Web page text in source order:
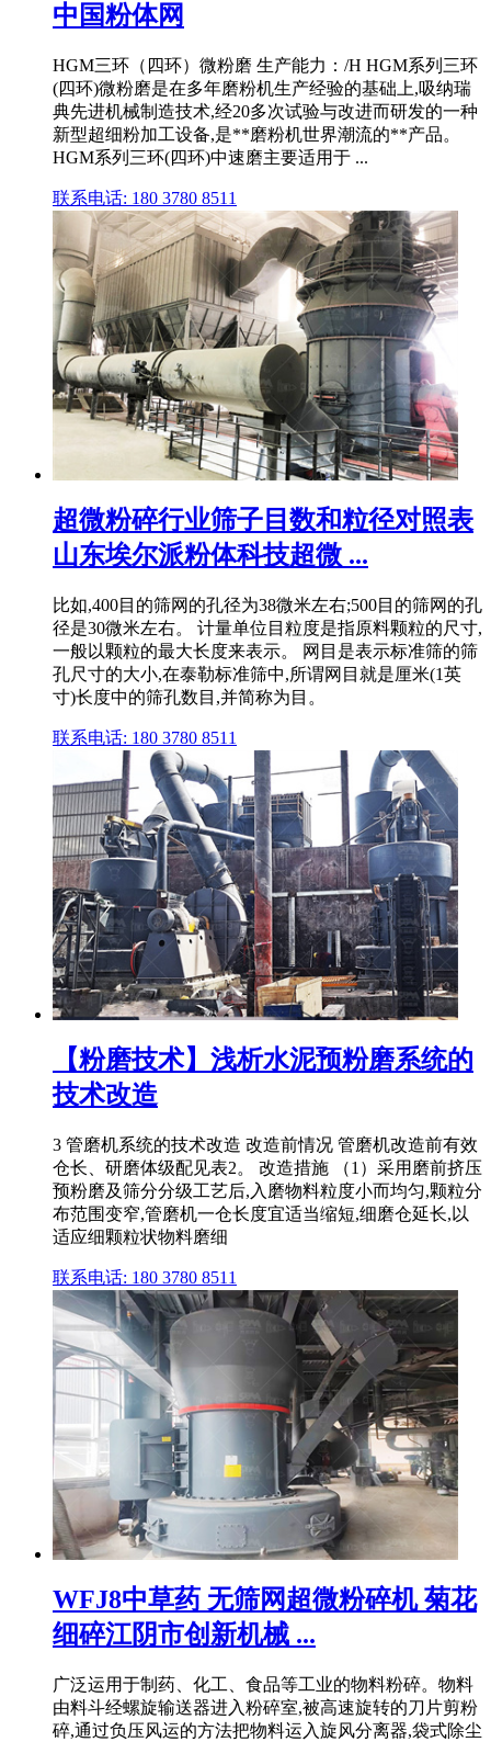
中国粉体网
HGM三环（四环）微粉磨 生产能力：/H HGM系列三环
(四环)微粉磨是在多年磨粉机生产经验的基础上,吸纳瑞
典先进机械制造技术,经20多次试验与改进而研发的一种
新型超细粉加工设备,是**磨粉机世界潮流的**产品。
HGM系列三环(四环)中速磨主要适用于 ...
联系电话: 180 3780 8511
超微粉碎行业筛子目数和粒径对照表
山东埃尔派粉体科技超微 ...
比如,400目的筛网的孔径为38微米左右;500目的筛网的孔
径是30微米左右。 计量单位目粒度是指原料颗粒的尺寸,
一般以颗粒的最大长度来表示。 网目是表示标准筛的筛
孔尺寸的大小,在泰勒标准筛中,所谓网目就是厘米(1英
寸)长度中的筛孔数目,并简称为目。
联系电话: 180 3780 8511
【粉磨技术】浅析水泥预粉磨系统的
技术改造
3 管磨机系统的技术改造 改造前情况 管磨机改造前有效
仓长、研磨体级配见表2。 改造措施 （1）采用磨前挤压
预粉磨及筛分分级工艺后,入磨物料粒度小而均匀,颗粒分
布范围变窄,管磨机一仓长度宜适当缩短,细磨仓延长,以
适应细颗粒状物料磨细
联系电话: 180 3780 8511
WFJ8中草药 无筛网超微粉碎机 菊花
细碎江阴市创新机械 ...
广泛运用于制药、化工、食品等工业的物料粉碎。物料
由料斗经螺旋输送器进入粉碎室,被高速旋转的刀片剪粉
碎,通过负压风运的方法把物料运入旋风分离器,袋式除尘